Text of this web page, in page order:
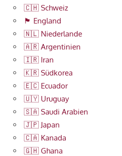
🇨🇭 Schweiz
🏴󠁧󠁢󠁥󠁮󠁧󠁿 England
🇳🇱 Niederlande
🇦🇷 Argentinien
🇮🇷 Iran
🇰🇷 Südkorea
🇪🇨 Ecuador
🇺🇾 Uruguay
🇸🇦 Saudi Arabien
🇯🇵 Japan
🇨🇦 Kanada
🇬🇭 Ghana